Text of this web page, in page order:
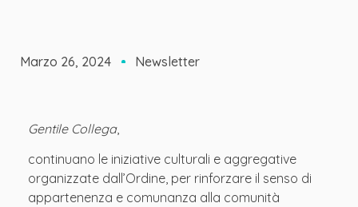
Marzo 26, 2024 Newsletter
Gentile Collega,
continuano le iniziative culturali e aggregative
organizzate dall’Ordine, per rinforzare il senso di
appartenenza e comunanza alla comunità